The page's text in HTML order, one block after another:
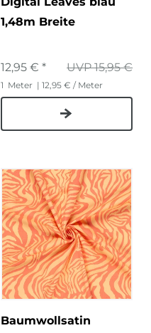
1,48m Breite
UVP 15,95 €
12,95 € *
1 Meter | 12,95 € / Meter
Baumwollsatin